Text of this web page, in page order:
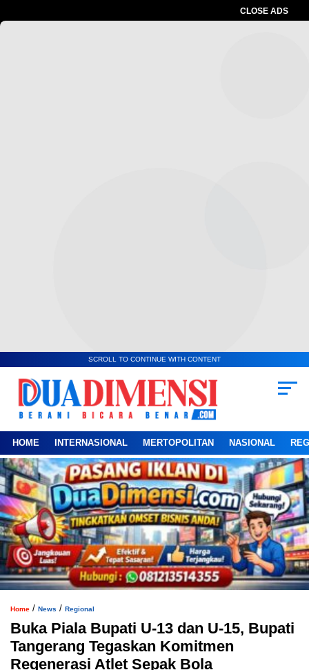
CLOSE ADS
SCROLL TO CONTINUE WITH CONTENT
HOME INTERNASIONAL MERTOPOLITAN NASIONAL
Home / News / Regional
Buka Piala Bupati U-13 dan U-15, Bupati
Tangerang Tegaskan Komitmen
Regenerasi Atlet Sepak Bola